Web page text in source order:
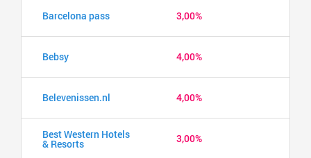
Barcelona pass 3,00%
Bebsy 4,00%
Belevenissen.nl 4,00%
Best Western Hotels
& Resorts 3,00%